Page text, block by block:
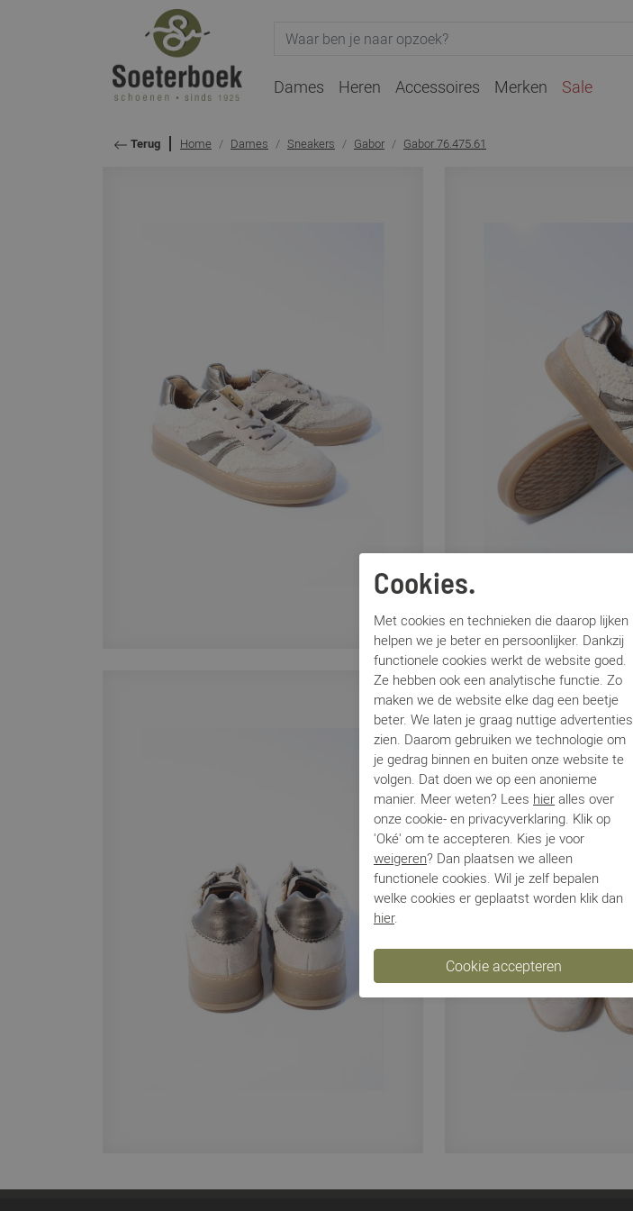
Dames Heren Accessoires Merken Sale
Terug Home Dames Sneakers Gabor Gabor 76.475.61
Cookies.
Met cookies en technieken die daarop lijken
helpen we je beter en persoonlijker. Dankzij
functionele cookies werkt de website goed.
Ze hebben ook een analytische functie. Zo
maken we de website elke dag een beetje
beter. We laten je graag nuttige advertenties
zien. Daarom gebruiken we technologie om
je gedrag binnen en buiten onze website te
volgen. Dat doen we op een anonieme
manier. Meer weten? Lees hier alles over
onze cookie- en privacyverklaring. Klik op
'Oké' om te accepteren. Kies je voor
weigeren? Dan plaatsen we alleen
functionele cookies. Wil je zelf bepalen
welke cookies er geplaatst worden klik dan
hier.